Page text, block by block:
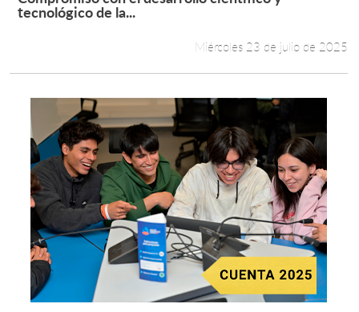
Leer más +
tecnológico de la...
Miércoles 23 de julio de 2025